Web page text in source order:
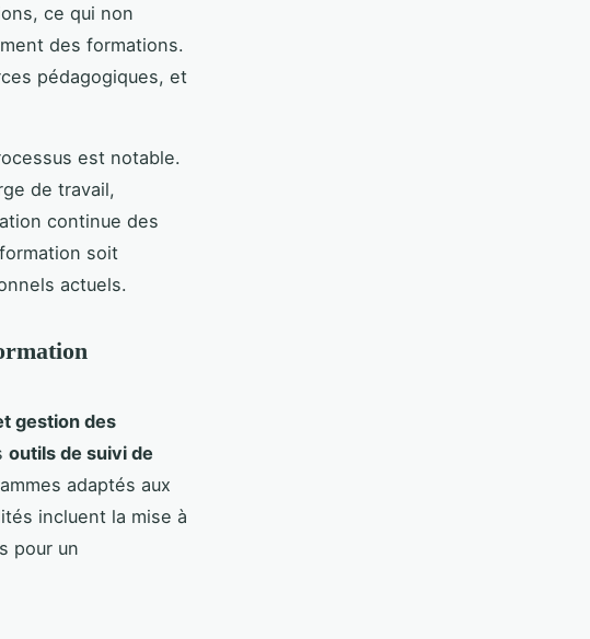
ce qui non
des formations.
pédagogiques, et
est notable.
de travail,
continue des
soit
actuels.
gestion des
outils de suivi de
adaptés aux
incluent la mise à
pour un